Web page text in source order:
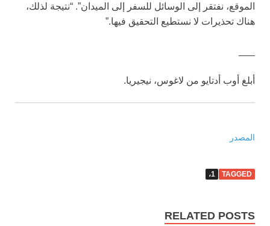
الموقع، نفتقر إلى الوسائل للسفر إلى الميدان”. “نتيجة لذلك،
هناك تحذيرات لا نستطيع التحقيق فيها.”
أبلغ أوب أدتايو من لاغوس، نيجيريا.
المصدر
TAGGED 1،
RELATED POSTS